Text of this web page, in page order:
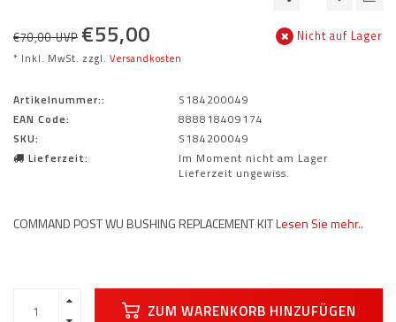
€70,00 UVP €55,00
* Inkl. MwSt. zzgl. Versandkosten
Nicht auf Lager
Artikelnummer::
S184200049
EAN Code:
888818409174
SKU:
S184200049
Lieferzeit:
Im Moment nicht am Lager
Lieferzeit ungewiss.
COMMAND POST WU BUSHING REPLACEMENT KITLesen Sie mehr..
ZUM WARENKORB HINZUFÜGEN